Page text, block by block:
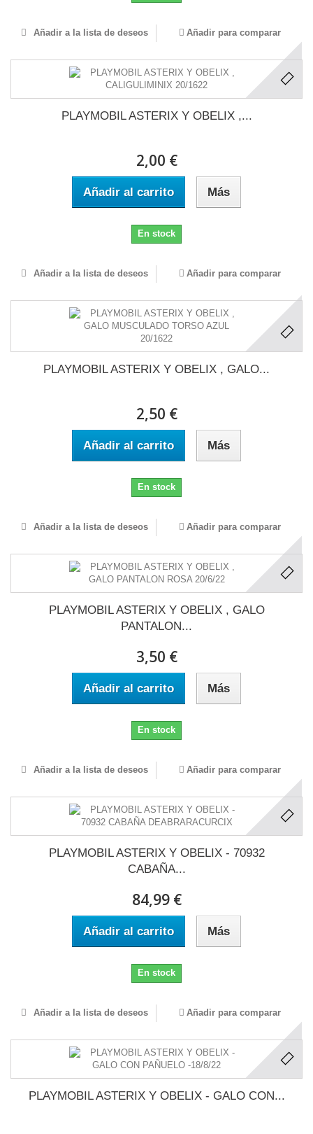
Añadir a la lista de deseos Añadir para comparar
PLAYMOBIL ASTERIX Y OBELIX ,...
2,00 €
Añadir al carrito Más
En stock
Añadir a la lista de deseos Añadir para comparar
PLAYMOBIL ASTERIX Y OBELIX , GALO...
2,50 €
Añadir al carrito Más
En stock
Añadir a la lista de deseos Añadir para comparar
PLAYMOBIL ASTERIX Y OBELIX , GALO
PANTALON...
3,50 €
Añadir al carrito Más
En stock
Añadir a la lista de deseos Añadir para comparar
PLAYMOBIL ASTERIX Y OBELIX - 70932
CABAÑA...
84,99 €
Añadir al carrito Más
En stock
Añadir a la lista de deseos Añadir para comparar
PLAYMOBIL ASTERIX Y OBELIX - GALO CON...